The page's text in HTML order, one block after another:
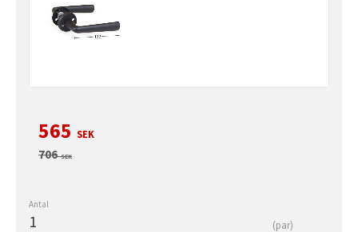
Nedsatt pris:
565 SEK
Ordinarie pris:
706SEK
Antal
par